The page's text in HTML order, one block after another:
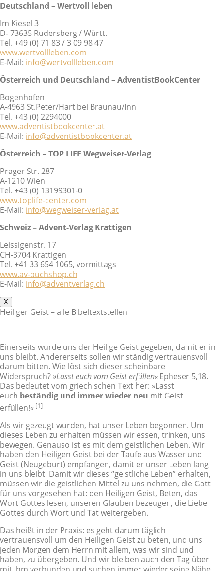
Deutschland – Wertvoll leben
Im Kiesel 3
D- 73635 Rudersberg / Württ.
Tel. +49 (0) 71 83 / 3 09 98 47
www.wertvollleben.com
E-Mail: info@wertvollleben.com
Österreich und Deutschland – AdventistBookCenter
Bogenhofen
A-4963 St.Peter/Hart bei Braunau/Inn
Tel. +43 (0) 2294000
www.adventistbookcenter.at
E-Mail: info@adventistbookcenter.at
Österreich – TOP LIFE Wegweiser-Verlag
Prager Str. 287
A-1210 Wien
Tel. +43 (0) 13199301-0
www.toplife-center.com
E-Mail: info@wegweiser-verlag.at
Schweiz – Advent-Verlag Krattigen
Leissigenstr. 17
CH-3704 Krattigen
Tel. +41 33 654 1065, vormittags
www.av-buchshop.ch
E-Mail: info@adventverlag.ch
X
Heiliger Geist – alle Bibeltextstellen
Einerseits wurde uns der Heilige Geist gegeben, damit er in
uns bleibt. Andererseits sollen wir ständig vertrauensvoll
darum bitten. Wie löst sich dieser scheinbare
Widerspruch?»Lasst euch vom Geist erfüllen«Epheser 5,18.
Das bedeutet vom griechischen Text her: »Lasst
euch beständig und immer wieder neu mit Geist
erfüllen!« [1]
Als wir gezeugt wurden, hat unser Leben begonnen. Um
dieses Leben zu erhalten müssen wir essen, trinken, uns
bewegen. Genauso ist es mit dem geistlichen Leben. Wir
haben den Heiligen Geist bei der Taufe aus Wasser und
Geist (Neugeburt) empfangen, damit er unser Leben lang
in uns bleibt. Damit wir dieses “geistliche Leben” erhalten,
müssen wir die geistlichen Mittel zu uns nehmen, die Gott
für uns vorgesehen hat: den Heiligen Geist, Beten, das
Wort Gottes lesen, unseren Glauben bezeugen, die Liebe
Gottes durch Wort und Tat weitergeben.
Das heißt in der Praxis: es geht darum täglich
vertrauensvoll um den Heiligen Geist zu beten, und uns
jeden Morgen dem Herrn mit allem, was wir sind und
haben, zu übergeben. Und wir bleiben auch den Tag über